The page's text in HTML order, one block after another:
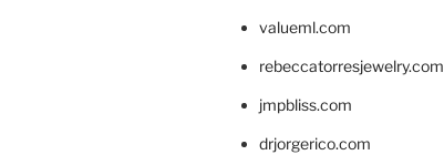
valueml.com
rebeccatorresjewelry.com
jmpbliss.com
drjorgerico.com